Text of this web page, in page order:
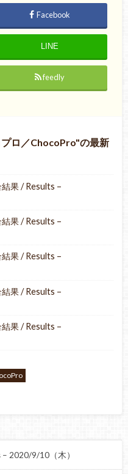
Facebook
LINE
feedly
ロ／ChocoPro の最新
果 / Results –
果 / Results –
果 / Results –
果 / Results –
果 / Results –
2020/9/10（木）